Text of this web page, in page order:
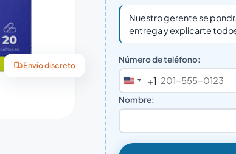
Envío discreto
Nuestro gerente se
entrega y explicarte
Número de teléfono:
United
States
+1
Nombre: